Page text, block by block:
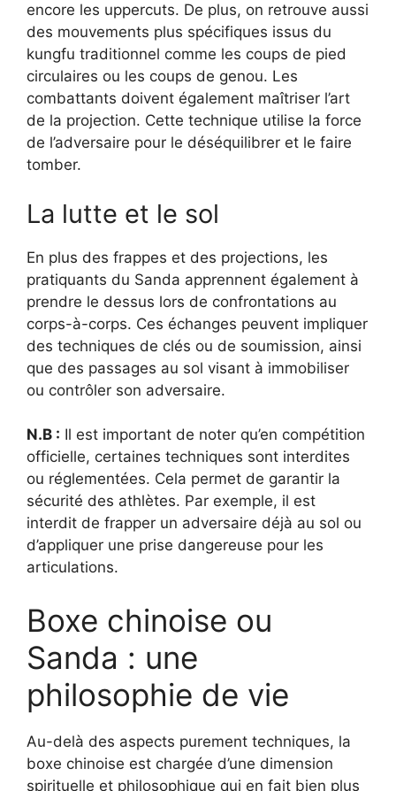
encore les uppercuts. De plus, on retrouve aussi
des mouvements plus spécifiques issus du
kungfu traditionnel comme les coups de pied
circulaires ou les coups de genou. Les
combattants doivent également maîtriser l’art
de la projection. Cette technique utilise la force
de l’adversaire pour le déséquilibrer et le faire
tomber.
La lutte et le sol
En plus des frappes et des projections, les
pratiquants du Sanda apprennent également à
prendre le dessus lors de confrontations au
corps-à-corps. Ces échanges peuvent impliquer
des techniques de clés ou de soumission, ainsi
que des passages au sol visant à immobiliser
ou contrôler son adversaire.
N.B : Il est important de noter qu’en compétition
officielle, certaines techniques sont interdites
ou réglementées. Cela permet de garantir la
sécurité des athlètes. Par exemple, il est
interdit de frapper un adversaire déjà au sol ou
d’appliquer une prise dangereuse pour les
articulations.
Boxe chinoise ou
Sanda : une
philosophie de vie
Au-delà des aspects purement techniques, la
boxe chinoise est chargée d’une dimension
spirituelle et philosophique qui en fait bien plus